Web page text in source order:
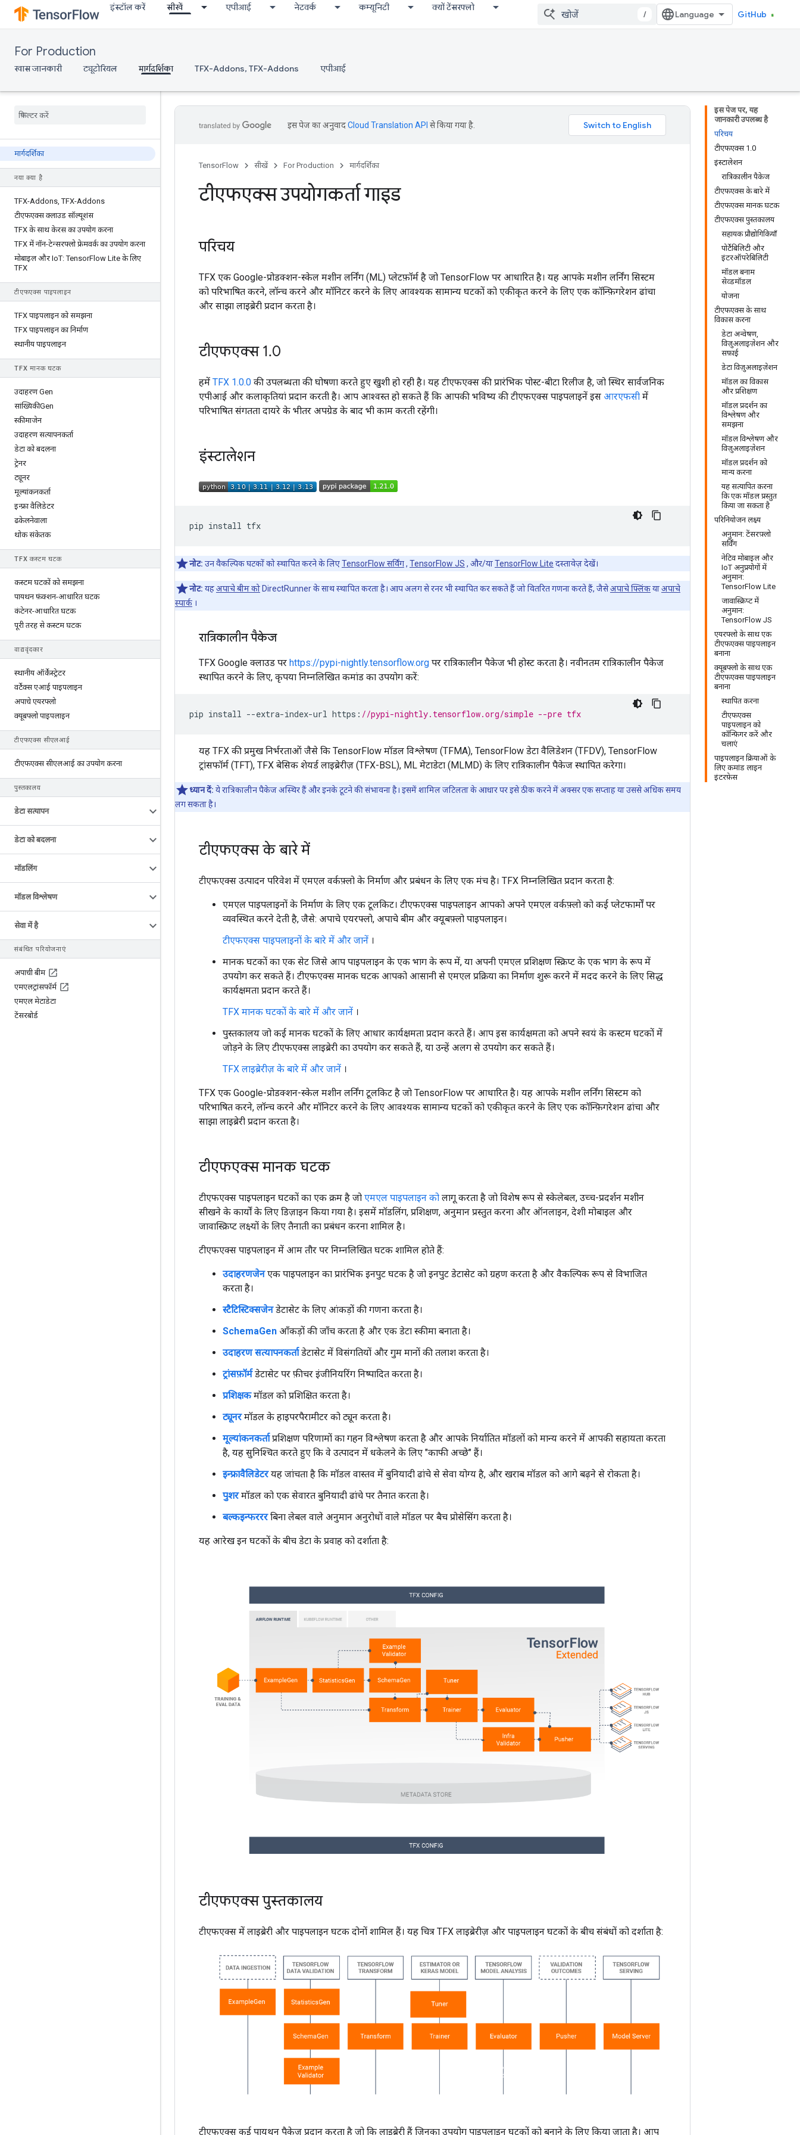
इंस्टॉल करें सीखें एपीआई नेटवर्क कम्यूनिटी क्यों टेंसरफ्लो
/ GitHub
For Production
खास जानकारी ट्यूटोरियल मार्गदर्शिका TFX-Addons, TFX-Addons एपीआई
मार्गदर्शिका
नया क्या है
TFX-Addons, TFX-Addons
टीएफएक्स क्लाउड सॉल्यूशंस
TFX के साथ केरस का उपयोग करना
TFX में नॉन-टेन्सरफ्लो फ्रेमवर्क का उपयोग करना
मोबाइल और IoT: TensorFlow Lite के लिए
TFX
टीएफएक्स पाइपलाइन
TFX पाइपलाइन को समझना
TFX पाइपलाइन का निर्माण
स्थानीय पाइपलाइन
TFX मानक घटक
उदाहरण Gen
सांख्यिकीGen
स्कीमाजेन
उदाहरण सत्यापनकर्ता
डेटा को बदलना
ट्रेनर
ट्यूनर
मूल्यांकनकर्ता
इन्फ्रा वैलिडेटर
ढकेलनेवाला
थोक संकेतक
TFX कस्टम घटक
कस्टम घटकों को समझना
पायथन फ़ंक्शन-आधारित घटक
कंटेनर-आधारित घटक
पूरी तरह से कस्टम घटक
वाद्यवृंदकार
स्थानीय ऑर्केस्ट्रेटर
वर्टेक्स एआई पाइपलाइन
अपाचे एयरफ्लो
क्यूबफ्लो पाइपलाइन
टीएफएक्स सीएलआई
टीएफएक्स सीएलआई का उपयोग करना
पुस्तकालय
डेटा सत्यापन
डेटा को बदलना
मॉडलिंग
मॉडल विश्लेषण
सेवा में है
संबंधित परियोजनाएं
अपाची बीम
एमएलट्रांसफॉर्म
एमएल मेटाडेटा
टेंसरबोर्ड
इस पेज पर, यह
जानकारी उपलब्ध है
परिचय
टीएफएक्स 1.0
इंस्टालेशन
रात्रिकालीन पैकेज
टीएफएक्स के बारे में
टीएफएक्स मानक घटक
टीएफएक्स पुस्तकालय
सहायक प्रौद्योगिकियाँ
पोर्टेबिलिटी और
इंटरऑपरेबिलिटी
मॉडल बनाम
सेव्डमॉडल
योजना
टीएफएक्स के साथ
विकास करना
डेटा अन्वेषण,
विज़ुअलाइज़ेशन और
सफ़ाई
डेटा विज़ुअलाइज़ेशन
मॉडल का विकास
और प्रशिक्षण
मॉडल प्रदर्शन का
विश्लेषण और
समझना
मॉडल विश्लेषण और
विज़ुअलाइज़ेशन
मॉडल प्रदर्शन को
मान्य करना
यह सत्यापित करना
कि एक मॉडल प्रस्तुत
किया जा सकता है
परिनियोजन लक्ष्य
अनुमान: टेंसरफ़्लो
सर्विंग
नेटिव मोबाइल और
IoT अनुप्रयोगों में
अनुमान:
TensorFlow Lite
जावास्क्रिप्ट में
अनुमान:
TensorFlow JS
एयरफ्लो के साथ एक
टीएफएक्स पाइपलाइन
बनाना
क्यूबफ्लो के साथ एक
टीएफएक्स पाइपलाइन
बनाना
स्थापित करना
टीएफएक्स
पाइपलाइन को
कॉन्फ़िगर करें और
चलाएं
पाइपलाइन क्रियाओं के
लिए कमांड लाइन
इंटरफ़ेस
इस पेज का अनुवादCloud Translation API से किया गया है.
TensorFlow सीखें For Production मार्गदर्शिका
टीएफएक्स उपयोगकर्ता गाइड
परिचय
TFX एक Google-प्रोडक्शन-स्केल मशीन लर्निंग (ML) प्लेटफ़ॉर्म है जो TensorFlow पर आधारित है। यह आपके मशीन लर्निंग सिस्टम
को परिभाषित करने, लॉन्च करने और मॉनिटर करने के लिए आवश्यक सामान्य घटकों को एकीकृत करने के लिए एक कॉन्फ़िगरेशन ढांचा
और साझा लाइब्रेरी प्रदान करता है।
टीएफएक्स 1.0
हमें TFX 1.0.0 की उपलब्धता की घोषणा करते हुए खुशी हो रही है। यह टीएफएक्स की प्रारंभिक पोस्ट-बीटा रिलीज है, जो स्थिर सार्वजनिक
एपीआई और कलाकृतियां प्रदान करती है। आप आश्वस्त हो सकते हैं कि आपकी भविष्य की टीएफएक्स पाइपलाइनें इस आरएफसी में
परिभाषित संगतता दायरे के भीतर अपग्रेड के बाद भी काम करती रहेंगी।
इंस्टालेशन
pip install
नोट: उन वैकल्पिक घटकों को स्थापित करने के लिएTensorFlow सर्विंग, TensorFlow JS , और/याTensorFlow Lite दस्तावेज़ देखें।
नोट: यहअपाचे बीम को DirectRunner के साथ स्थापित करता है। आप अलग से रनर भी स्थापित कर सकते हैं जो वितरित गणना करते हैं, जैसेअपाचे फ्लिंकयाअपाचे
स्पार्क ।
रात्रिकालीन पैकेज
TFX Google क्लाउड पर https://pypi-nightly.tensorflow.org पर रात्रिकालीन पैकेज भी होस्ट करता है। नवीनतम रात्रिकालीन पैकेज
स्थापित करने के लिए, कृपया निम्नलिखित कमांड का उपयोग करें:
pip install --extra-index-url https : //pypi-nightly.tensorflow.org/simple --pre tfx
यह TFX की प्रमुख निर्भरताओं जैसे कि TensorFlow मॉडल विश्लेषण (TFMA), TensorFlow डेटा वैलिडेशन (TFDV), TensorFlow
ट्रांसफॉर्म (TFT), TFX बेसिक शेयर्ड लाइब्रेरीज़ (TFX-BSL), ML मेटाडेटा (MLMD) के लिए रात्रिकालीन पैकेज स्थापित करेगा।
ध्यान दें: ये रात्रिकालीन पैकेज अस्थिर हैं और इनके टूटने की संभावना है। इसमें शामिल जटिलता के आधार पर इसे ठीक करने में अक्सर एक सप्ताह या उससे अधिक समय
लग सकता है।
टीएफएक्स के बारे में
टीएफएक्स उत्पादन परिवेश में एमएल वर्कफ़्लो के निर्माण और प्रबंधन के लिए एक मंच है। TFX निम्नलिखित प्रदान करता है:
एमएल पाइपलाइनों के निर्माण के लिए एक टूलकिट। टीएफएक्स पाइपलाइन आपको अपने एमएल वर्कफ़्लो को कई प्लेटफार्मों पर
व्यवस्थित करने देती है, जैसे: अपाचे एयरफ्लो, अपाचे बीम और क्यूबफ़्लो पाइपलाइन।
टीएफएक्स पाइपलाइनों के बारे में और जानें ।
मानक घटकों का एक सेट जिसे आप पाइपलाइन के एक भाग के रूप में, या अपनी एमएल प्रशिक्षण स्क्रिप्ट के एक भाग के रूप में
उपयोग कर सकते हैं। टीएफएक्स मानक घटक आपको आसानी से एमएल प्रक्रिया का निर्माण शुरू करने में मदद करने के लिए सिद्ध
कार्यक्षमता प्रदान करते हैं।
TFX मानक घटकों के बारे में और जानें ।
पुस्तकालय जो कई मानक घटकों के लिए आधार कार्यक्षमता प्रदान करते हैं। आप इस कार्यक्षमता को अपने स्वयं के कस्टम घटकों में
जोड़ने के लिए टीएफएक्स लाइब्रेरी का उपयोग कर सकते हैं, या उन्हें अलग से उपयोग कर सकते हैं।
TFX लाइब्रेरीज़ के बारे में और जानें ।
TFX एक Google-प्रोडक्शन-स्केल मशीन लर्निंग टूलकिट है जो TensorFlow पर आधारित है। यह आपके मशीन लर्निंग सिस्टम को
परिभाषित करने, लॉन्च करने और मॉनिटर करने के लिए आवश्यक सामान्य घटकों को एकीकृत करने के लिए एक कॉन्फ़िगरेशन ढांचा और
साझा लाइब्रेरी प्रदान करता है।
टीएफएक्स मानक घटक
टीएफएक्स पाइपलाइन घटकों का एक क्रम है जो एमएल पाइपलाइन को लागू करता है जो विशेष रूप से स्केलेबल, उच्च-प्रदर्शन मशीन
सीखने के कार्यों के लिए डिज़ाइन किया गया है। इसमें मॉडलिंग, प्रशिक्षण, अनुमान प्रस्तुत करना और ऑनलाइन, देशी मोबाइल और
जावास्क्रिप्ट लक्ष्यों के लिए तैनाती का प्रबंधन करना शामिल है।
टीएफएक्स पाइपलाइन में आम तौर पर निम्नलिखित घटक शामिल होते हैं:
उदाहरणजेनएक पाइपलाइन का प्रारंभिक इनपुट घटक है जो इनपुट डेटासेट को ग्रहण करता है और वैकल्पिक रूप से विभाजित
करता है।
स्टैटिस्टिक्सजेनडेटासेट के लिए आंकड़ों की गणना करता है।
SchemaGen आँकड़ों की जाँच करता है और एक डेटा स्कीमा बनाता है।
उदाहरण सत्यापनकर्ताडेटासेट में विसंगतियों और गुम मानों की तलाश करता है।
ट्रांसफ़ॉर्मडेटासेट पर फ़ीचर इंजीनियरिंग निष्पादित करता है।
प्रशिक्षकमॉडल को प्रशिक्षित करता है।
ट्यूनरमॉडल के हाइपरपैरामीटर को ट्यून करता है।
मूल्यांकनकर्ताप्रशिक्षण परिणामों का गहन विश्लेषण करता है और आपके निर्यातित मॉडलों को मान्य करने में आपकी सहायता करता
है, यह सुनिश्चित करते हुए कि वे उत्पादन में धकेलने के लिए "काफी अच्छे" हैं।
इन्फ्रावैलिडेटरयह जांचता है कि मॉडल वास्तव में बुनियादी ढांचे से सेवा योग्य है, और खराब मॉडल को आगे बढ़ने से रोकता है।
पुशरमॉडल को एक सेवारत बुनियादी ढांचे पर तैनात करता है।
बल्कइन्फरररबिना लेबल वाले अनुमान अनुरोधों वाले मॉडल पर बैच प्रोसेसिंग करता है।
यह आरेख इन घटकों के बीच डेटा के प्रवाह को दर्शाता है:
टीएफएक्स पुस्तकालय
टीएफएक्स में लाइब्रेरी और पाइपलाइन घटक दोनों शामिल हैं। यह चित्र TFX लाइब्रेरीज़ और पाइपलाइन घटकों के बीच संबंधों को दर्शाता है:
टीएफएक्स कई पायथन पैकेज प्रदान करता है जो कि लाइब्रेरी हैं जिनका उपयोग पाइपलाइन घटकों को बनाने के लिए किया जाता है। आप